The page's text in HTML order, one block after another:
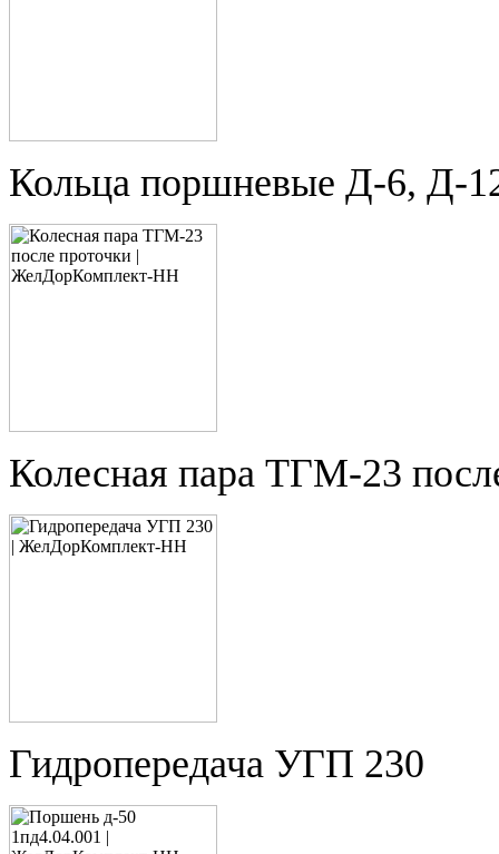
Кольца поршневые Д-6, Д-
Колесная пара ТГМ-23
Гидропередача УГП 230